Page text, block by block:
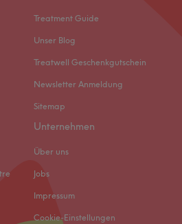
Treatment Guide
Unser Blog
Treatwell Geschenkgutschein
Newsletter Anmeldung
Sitemap
Unternehmen
Über uns
Jobs
Impressum
Cookie-Einstellungen